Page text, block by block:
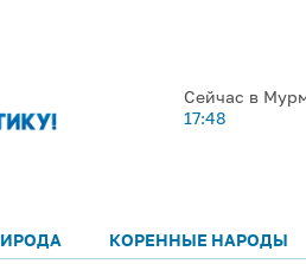
Сейчас в
17:48
КОРЕННЫЕ НАРОДЫ